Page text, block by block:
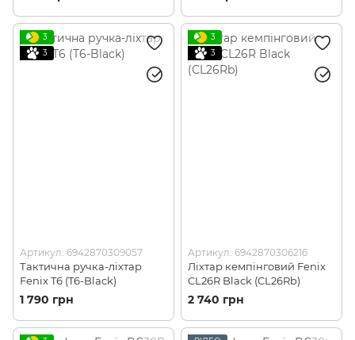
3
3
Артикул: 6942870309057
Тактична ручка-ліхтар
Fenix T6 (T6-Black)
1 790 грн
3
3
Артикул: 6942870306216
Ліхтар кемпінговий Fenix
CL26R Black (CL26Rb)
2 740 грн